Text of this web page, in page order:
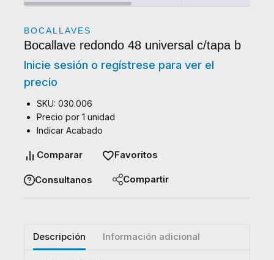
BOCALLAVES
Bocallave redondo 48 universal c/tapa b
Inicie sesión o regístrese para ver el
precio
SKU: 030.006
Precio por 1 unidad
Indicar Acabado
Comparar Favoritos
Consultanos Compartir
Descripción Información adicional